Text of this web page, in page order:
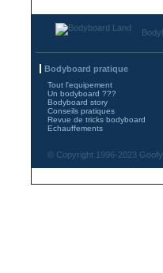
Bodyboard pratique
Tout l'equipement
Un bodyboard ???
Bodyboard story
Conseils pratiques
Revue de tricks bodyboard
Echauffements
© Copyright 1996-2023